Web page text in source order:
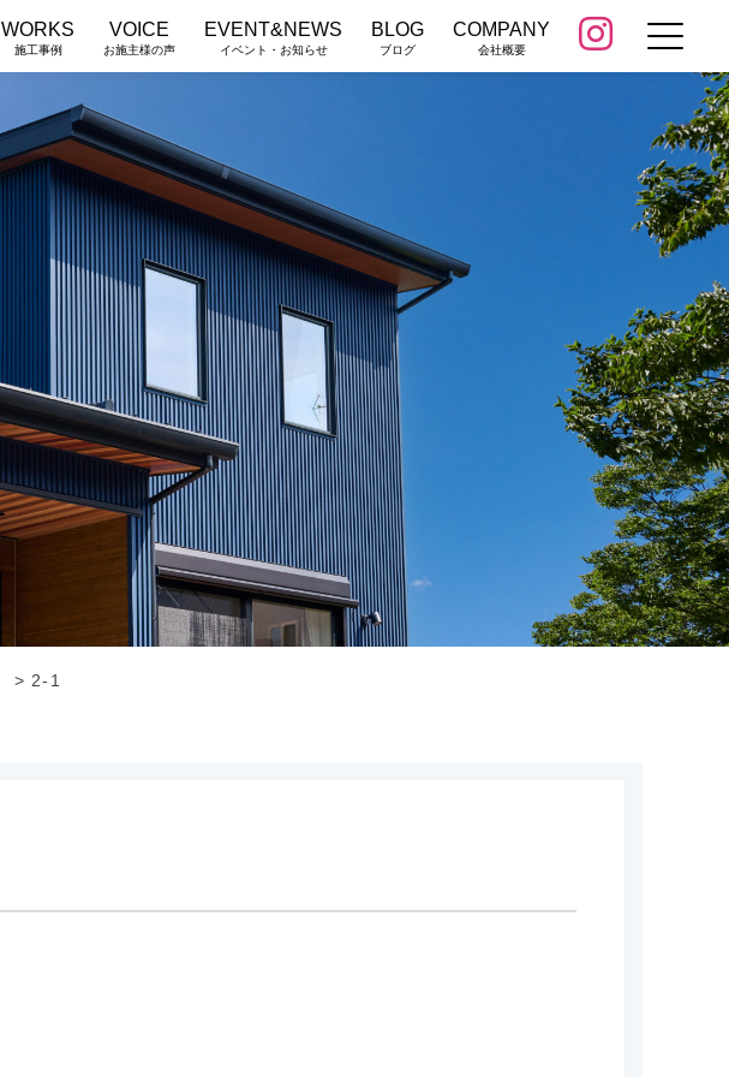
WORKS
施工事例
VOICE
お施主様の声
EVENT&NEWS
イベント・お知らせ
BLOG
ブログ
COMPANY
会社概要
> 2-1